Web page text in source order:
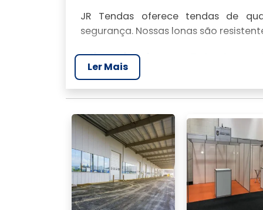
JR Tendas oferece tendas de
segurança. Nossas lonas são
Climatizadores e Estruturas
independentemente das condições
NÃO DEIXE O MAU
Coberturas Eficientes
Nossas coberturas são projetadas
seja realizado com sucesso.
Ler Mais